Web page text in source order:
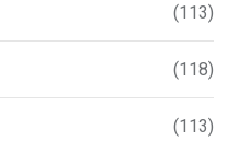
(113)
(118)
(113)